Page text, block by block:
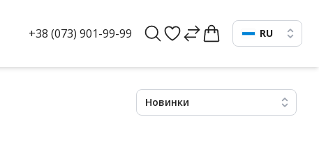
+38 (073) 901-99-99 RU
Новинки